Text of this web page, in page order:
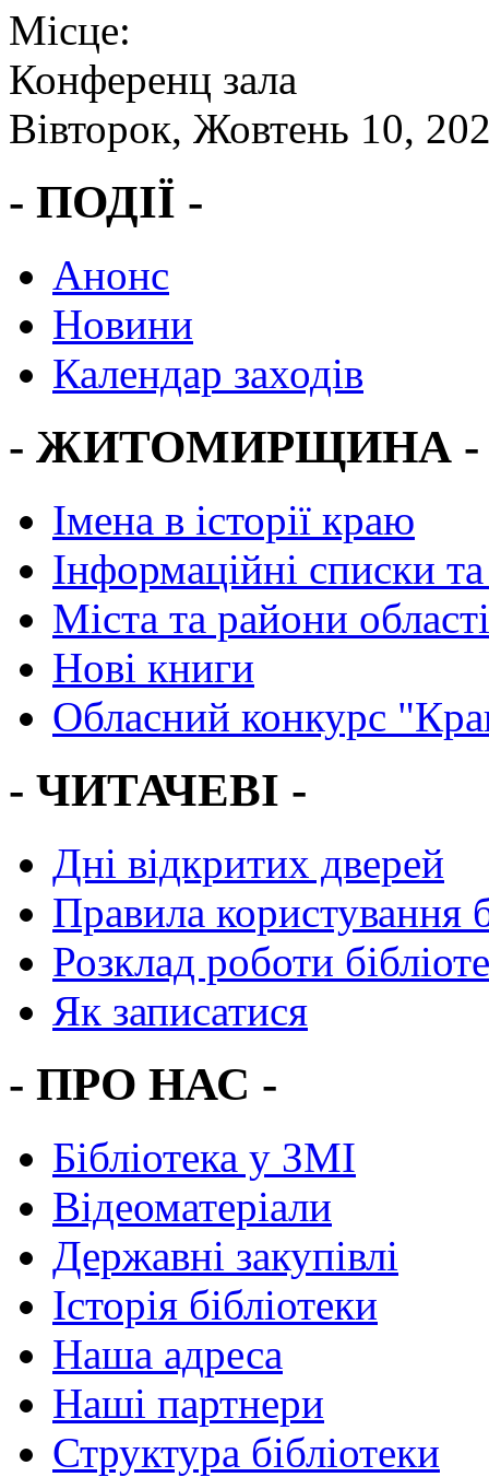
Місце:
Конференц зала
Вівторок, Жовтень 10,
- ПОДІЇ -
Анонс
Новини
Календар заходів
- ЖИТОМИРЩИНА -
Імена в історії краю
Інформаційні списки
Міста та райони області
Нові книги
Обласний конкурс
- ЧИТАЧЕВІ -
Дні відкритих дверей
Правила користування
Розклад роботи
Як записатися
- ПРО НАС -
Бібліотека у ЗМІ
Відеоматеріали
Державні закупівлі
Історія бібліотеки
Наша адреса
Наші партнери
Структура бібліотеки